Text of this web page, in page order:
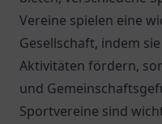
Vereine spielen eine
Gesellschaft, indem
Aktivitäten fördern,
und
Sportvereine sind